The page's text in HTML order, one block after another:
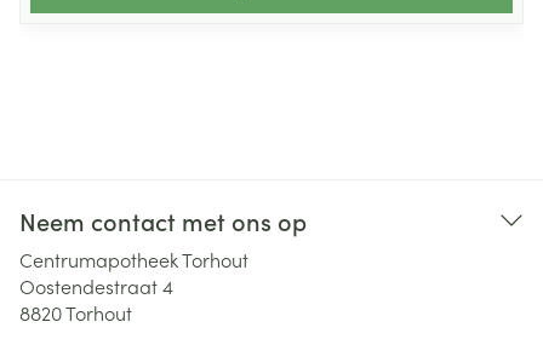
Neem contact met ons op
Centrumapotheek Torhout
Oostendestraat 4
8820Torhout